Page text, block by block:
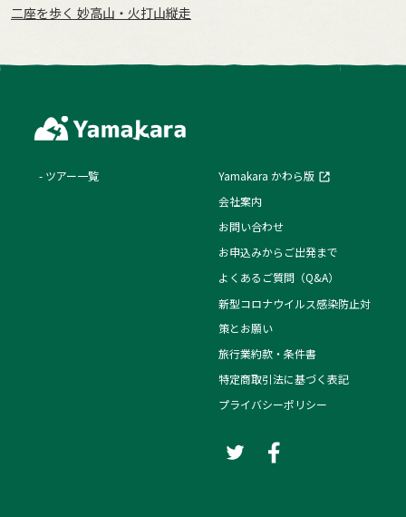
二座を歩く 妙高山・火打山縦走
ツアー一覧
Yamakara かわら版
会社案内
お問い合わせ
お申込みからご出発まで
よくあるご質問（Q&A）
新型コロナウイルス感染防止対
策とお願い
旅行業約款・条件書
特定商取引法に基づく表記
プライバシーポリシー